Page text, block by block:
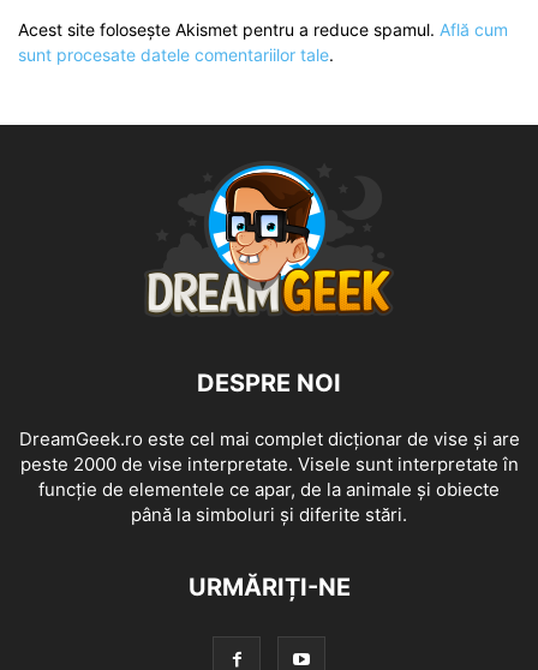
Acest site folosește Akismet pentru a reduce spamul. Află cum
sunt procesate datele comentariilor tale.
DESPRE NOI
DreamGeek.ro este cel mai complet dicționar de vise și are
peste 2000 de vise interpretate. Visele sunt interpretate în
funcție de elementele ce apar, de la animale și obiecte
până la simboluri și diferite stări.
URMĂRIȚI-NE